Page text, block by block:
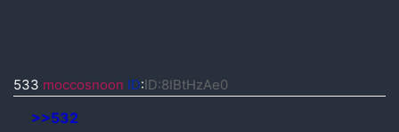
533 moccosnoon ID:ID:8IBtHzAe0
>>532